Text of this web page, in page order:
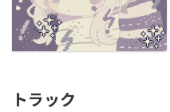
トラック